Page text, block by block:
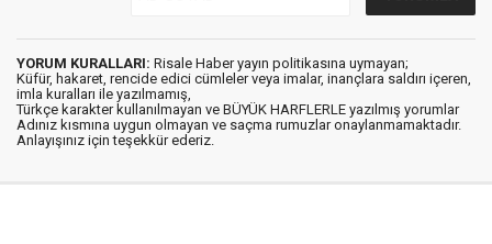
YORUM KURALLARI: Risale Haber yayın politikasına uymayan;
Küfür, hakaret, rencide edici cümleler veya imalar, inançlara saldırı içeren,
imla kuralları ile yazılmamış,
Türkçe karakter kullanılmayan ve BÜYÜK HARFLERLE yazılmış yorumlar
Adınız kısmına uygun olmayan ve saçma rumuzlar onaylanmamaktadır.
Anlayışınız için teşekkür ederiz.